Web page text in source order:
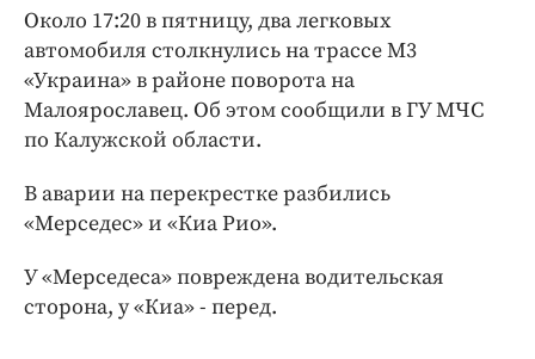
Бренд года
Работодатель года
Около 17:20 в пятницу, два легковых
автомобиля столкнулись на трассе М3
«Украина» в районе поворота на
Малоярославец. Об этом сообщили в ГУ МЧС
по Калужской области.
В аварии на перекрестке разбились
«Мерседес» и «Киа Рио».
У «Мерседеса» повреждена водительская
сторона, у «Киа» - перед.